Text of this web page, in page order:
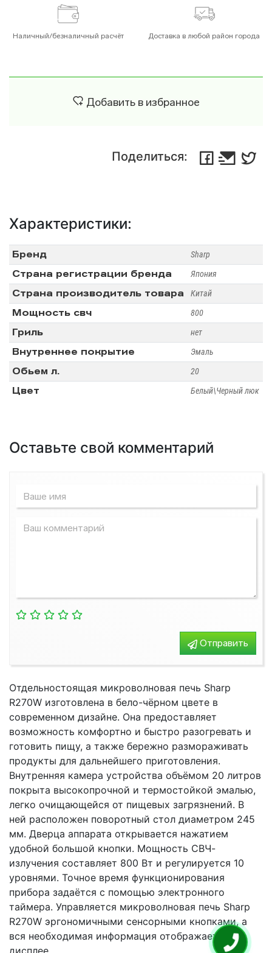
Наличный/безналичный расчёт Доставка в любой район города
Добавить в избранное
Поделиться:
Характеристики:
Бренд Sharp
Страна регистрации бренда Япония
Страна производитель товара Китай
Мощность свч 800
Гриль нет
Внутреннее покрытие Эмаль
Обьем л. 20
Цвет Белый\Черный люк
Оставьте свой комментарий
Отправить
Отдельностоящая микроволновая печь Sharp
R270W изготовлена в бело-чёрном цвете в
современном дизайне. Она предоставляет
возможность комфортно и быстро разогревать и
готовить пищу, а также бережно размораживать
продукты для дальнейшего приготовления.
Внутренняя камера устройства объёмом 20 литров
покрыта высокопрочной и термостойкой эмалью,
легко очищающейся от пищевых загрязнений. В
ней расположен поворотный стол диаметром 245
мм. Дверца аппарата открывается нажатием
удобной большой кнопки. Мощность СВЧ-
излучения составляет 800 Вт и регулируется 10
уровнями. Точное время функционирования
прибора задаётся с помощью электронного
таймера. Управляется микроволновая печь Sharp
R270W эргономичными сенсорными кнопками, а
вся необходимая информация отображается на
дисплее.